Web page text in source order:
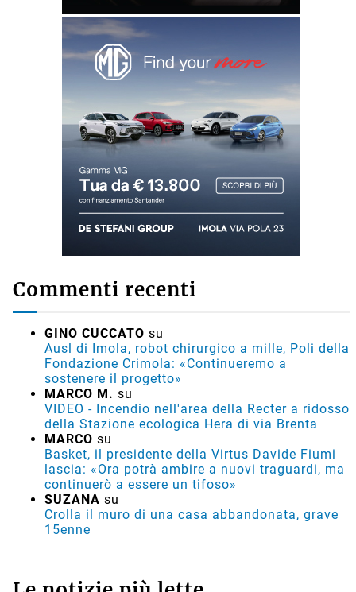
Commenti recenti
GINO CUCCATO su
Ausl di Imola, robot chirurgico a mille, Poli della
Fondazione Crimola: «Continueremo a
sostenere il progetto»
MARCO M. su
VIDEO - Incendio nell'area della Recter a ridosso
della Stazione ecologica Hera di via Brenta
MARCO su
Basket, il presidente della Virtus Davide Fiumi
lascia: «Ora potrà ambire a nuovi traguardi, ma
continuerò a essere un tifoso»
SUZANA su
Crolla il muro di una casa abbandonata, grave
15enne